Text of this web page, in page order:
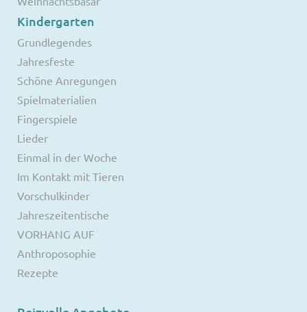
Kindergarten
Grundlegendes
Jahresfeste
Schöne Anregungen
Spielmaterialien
Fingerspiele
Lieder
Einmal in der Woche
Im Kontakt mit Tieren
Vorschulkinder
Jahreszeitentische
VORHANG AUF
Anthroposophie
Rezepte